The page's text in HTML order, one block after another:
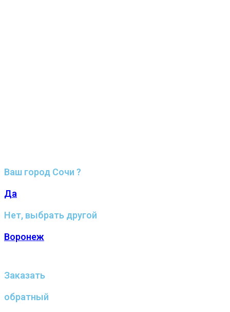
Ваш город Сочи ?
Да
Нет, выбрать другой
Воронеж
Заказать
обратный